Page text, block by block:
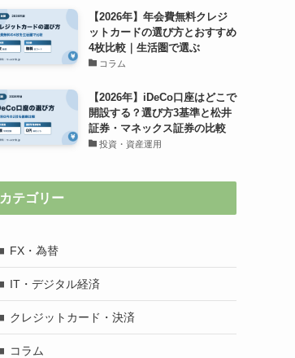
【2026年】年会費無料クレジ
ットカードの選び方とおすすめ
4枚比較｜生活圏で選ぶ
コラム
【2026年】iDeCo口座はどこで
開設する？選び方3基準と松井
証券・マネックス証券の比較
投資・資産運用
カテゴリー
FX・為替
IT・デジタル経済
クレジットカード・決済
コラム